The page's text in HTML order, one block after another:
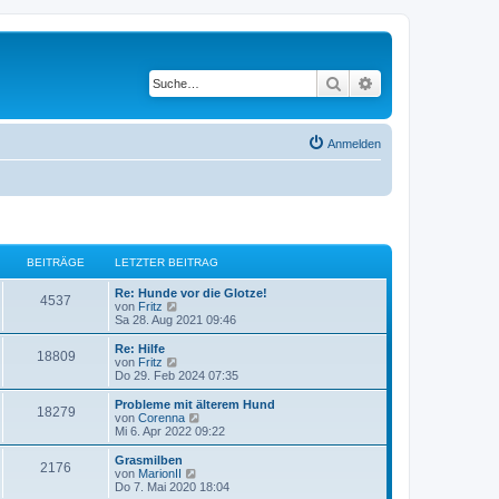
Suche
Anmelden
BEITRÄGE LETZTER BEITRAG
4537
i
t
r
ä
L
e
t
z
t
e
r
e
i
t
r
g
Re: Hunde vor die Glotze!
von Fritz
e
u
t
B
e
i
r
a
g
Sa 28. Aug 2021 09:46
18809B
i
t
L
e
t
z
t
e
r
e
t
r
Re: Hilfe
von Fritz
e
u
e
s
t
B
e
i
Do 29. Feb 2024 07:35
18279B
L
e
t
z
t
e
r
Probleme mit älterem Hund
von Corenna
e
u
t
Mi 6. Apr 2022 09:22
2176
L
e
t
Grasmilben
von MarionII
e
Do 7. Mai 2020 18:04